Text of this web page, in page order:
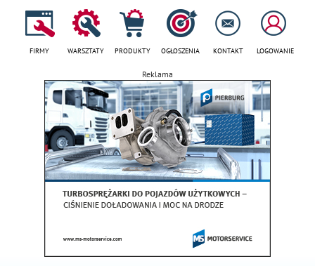
FIRMY WARSZTATY PRODUKTY OGŁOSZENIA KONTAKT LOGOWANIE
Reklama